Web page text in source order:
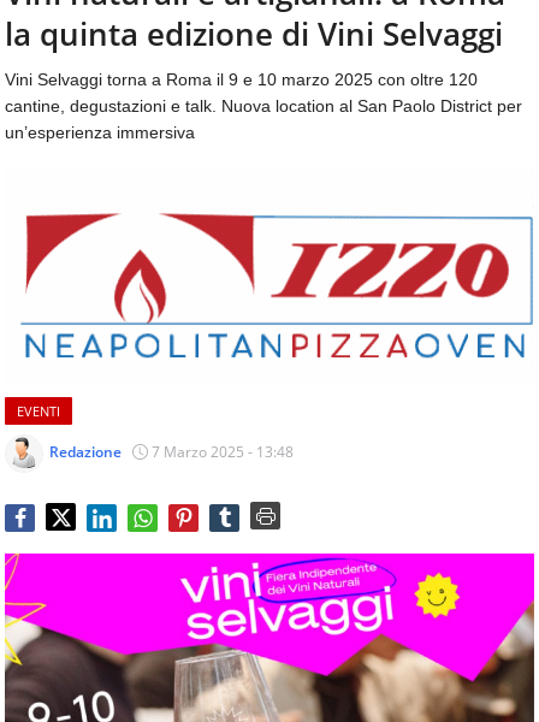
aggiornamenti
quotidiani
temi
come
ospitalità,
&
beverage,
catering
e
quotidiani
mondo
dell'alimentazione,
dei
consumi
tutte
le
novità
del
CONTATTI
la quinta edizione di Vini Selvaggi
Vini Selvaggi torna a Roma il 9 e 10 marzo 2025 con oltre 120
cantine, degustazioni e talk. Nuova location al San Paolo District per
un’esperienza immersiva
EVENTI
Redazione 7 Marzo 2025 - 13:48